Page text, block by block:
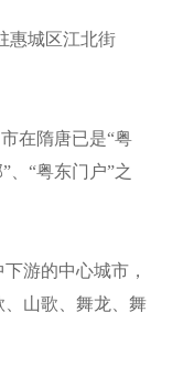
惠城区江北街
在隋唐已是“粤
、“粤东门户”之
游的中心城市，
山歌、舞龙、舞